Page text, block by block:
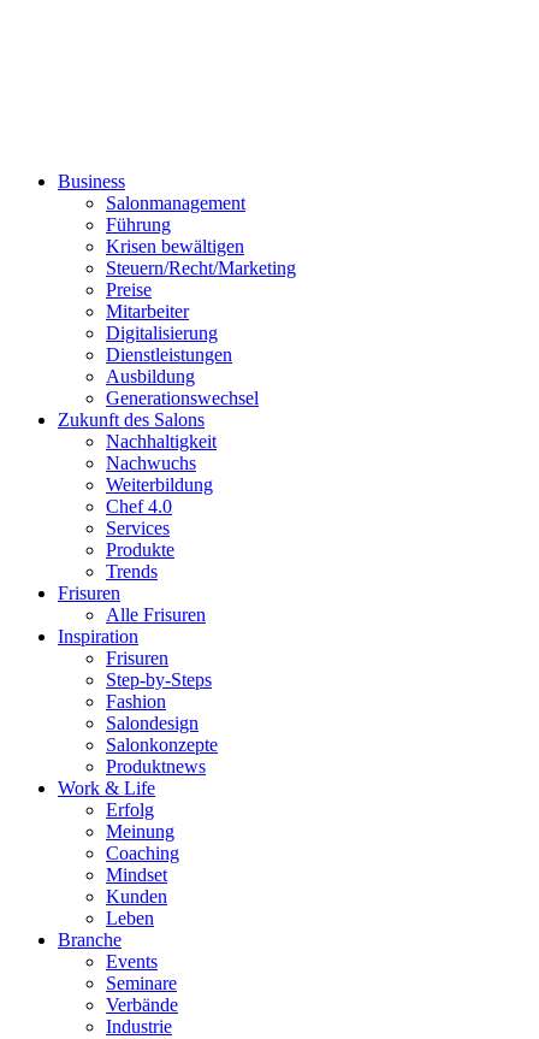
Business
Salonmanagement
Führung
Krisen bewältigen
Steuern/Recht/Marketing
Preise
Mitarbeiter
Digitalisierung
Dienstleistungen
Ausbildung
Generationswechsel
Zukunft des Salons
Nachhaltigkeit
Nachwuchs
Weiterbildung
Chef 4.0
Services
Produkte
Trends
Frisuren
Alle Frisuren
Inspiration
Frisuren
Step-by-Steps
Fashion
Salondesign
Salonkonzepte
Produktnews
Work & Life
Erfolg
Meinung
Coaching
Mindset
Kunden
Leben
Branche
Events
Seminare
Verbände
Industrie